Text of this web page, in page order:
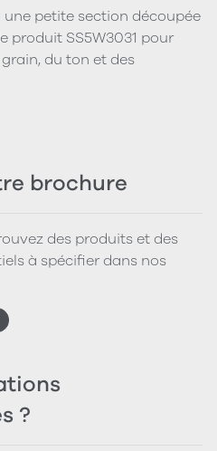
petite section découpée
produit SS5W3031 pour
du ton et des
brochure
des produits et des
à spécifier dans nos
?